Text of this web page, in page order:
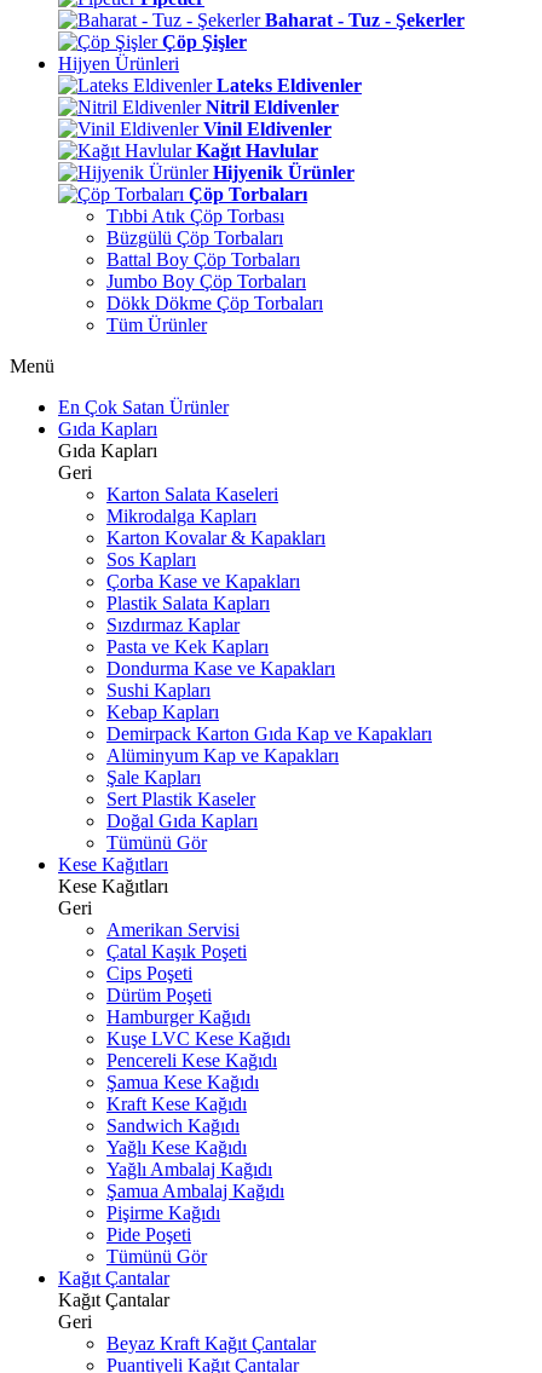
Baharat - Tuz - Şekerler
Çöp Şişler
Hijyen Ürünleri
Lateks Eldivenler
Nitril Eldivenler
Vinil Eldivenler
Kağıt Havlular
Hijyenik Ürünler
Çöp Torbaları
Tıbbi Atık Çöp Torbası
Büzgülü Çöp Torbaları
Battal Boy Çöp Torbaları
Jumbo Boy Çöp Torbaları
Dökk Dökme Çöp Torbaları
Tüm Ürünler
Menü
En Çok Satan Ürünler
Gıda Kapları
Gıda Kapları
Geri
Karton Salata Kaseleri
Mikrodalga Kapları
Karton Kovalar & Kapakları
Sos Kapları
Çorba Kase ve Kapakları
Plastik Salata Kapları
Sızdırmaz Kaplar
Pasta ve Kek Kapları
Dondurma Kase ve Kapakları
Sushi Kapları
Kebap Kapları
Demirpack Karton Gıda Kap ve Kapakları
Alüminyum Kap ve Kapakları
Şale Kapları
Sert Plastik Kaseler
Doğal Gıda Kapları
Tümünü Gör
Kese Kağıtları
Kese Kağıtları
Geri
Amerikan Servisi
Çatal Kaşık Poşeti
Cips Poşeti
Dürüm Poşeti
Hamburger Kağıdı
Kuşe LVC Kese Kağıdı
Pencereli Kese Kağıdı
Şamua Kese Kağıdı
Kraft Kese Kağıdı
Sandwich Kağıdı
Yağlı Kese Kağıdı
Yağlı Ambalaj Kağıdı
Şamua Ambalaj Kağıdı
Pişirme Kağıdı
Pide Poşeti
Tümünü Gör
Kağıt Çantalar
Kağıt Çantalar
Geri
Beyaz Kraft Kağıt Çantalar
Puantiyeli Kağıt Çantalar